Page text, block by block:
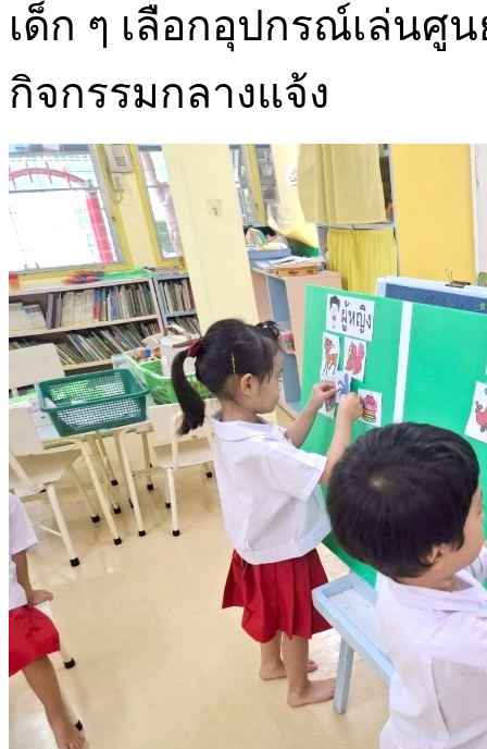
เด็ก ๆ เลือกอุปกรณ์เล่นศู
กิจกรรมกลางแจ้ง